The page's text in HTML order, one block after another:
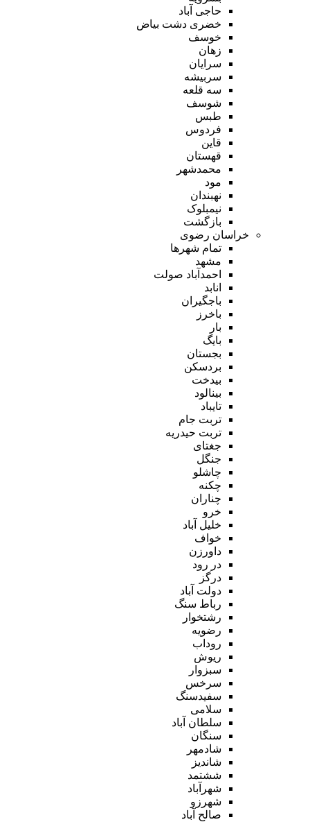
حاجی آباد
خضری دشت بیاض
خوسف
زهان
سرایان
سربیشه
سه قلعه
شوسف
طبس
فردوس
قاین
قهستان
محمدشهر
مود
نهبندان
نیمبلوک
بازگشت
خراسان رضوی
تمام شهر‌ها
مشهد
احمدآباد صولت
انابد
باجگیران
باخرز
بار
بایگ
بجستان
بردسکن
بیدخت
بینالود
تایباد
تربت جام
تربت حیدریه
جغتای
جنگل
چاشلو
چکنه
چناران
خرو
خلیل آباد
خواف
داورزن
در رود
درگز
دولت آباد
رباط سنگ
رشتخوار
رضویه
روداب
ریوش
سبزوار
سرخس
سفیدسنگ
سلامی
سلطان آباد
سنگان
شادمهر
شاندیز
ششتمد
شهرآباد
شهرزو
صالح آباد